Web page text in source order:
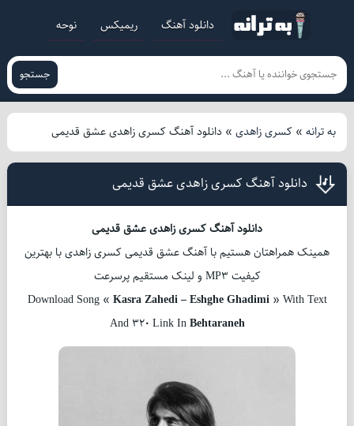
دانلود آهنگ ریمیکس نوحه
جستجو
به ترانه» کسری زاهدی» دانلود آهنگ کسری زاهدی عشق قدیمی
دانلود آهنگ کسری زاهدی عشق قدیمی
دانلود آهنگ کسری زاهدی عشق قدیمی
همینک همراهتان هستیم با آهنگ عشق قدیمی کسری زاهدی با بهترین
کیفیت MP3 و لینک مستقیم پرسرعت
Download Song « Kasra Zahedi – Eshghe Ghadimi» With Text
And 320 Link InBehtaraneh